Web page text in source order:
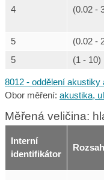
4 (0.02 -
5 (0.02 -
5
(1 - 10)
8012 - oddělení akustiky
Obor měření: akustika,
Měřená veličina:
Interní
identifikátor
Rozsah